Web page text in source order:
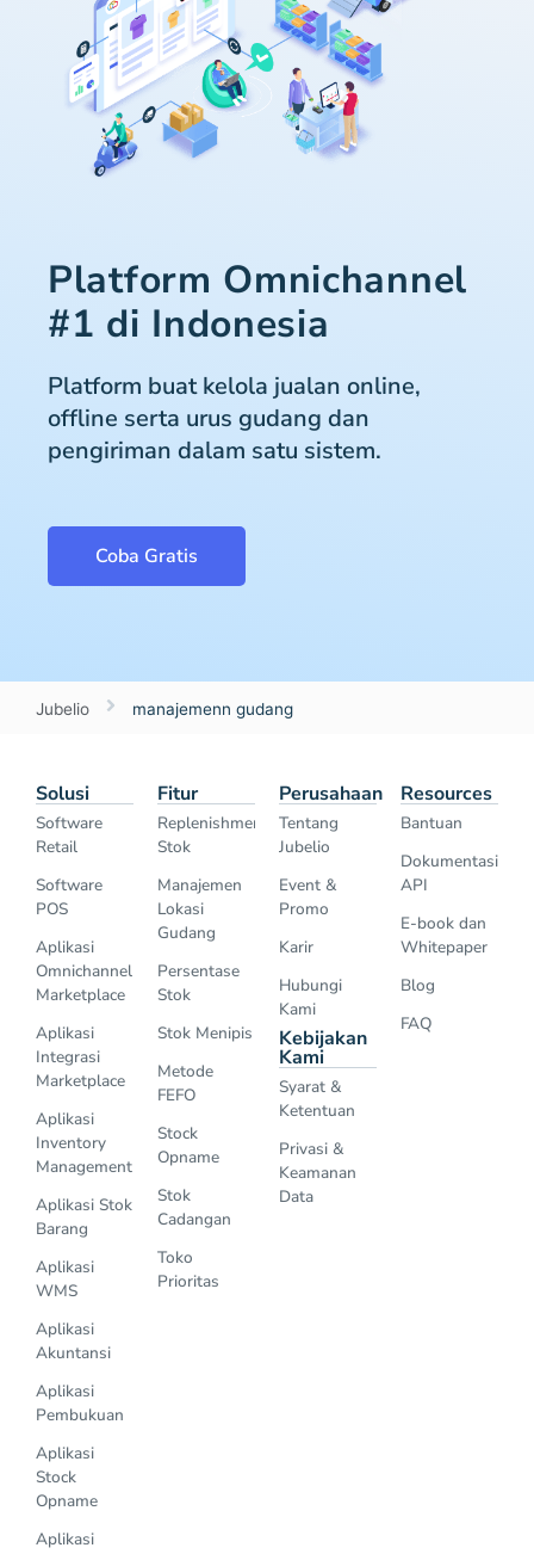
Platform Omnichannel
#1 di Indonesia
Platform buat kelola jualan online,
offline serta urus gudang dan
pengiriman dalam satu sistem.
Coba Gratis
Jubelio manajemenn gudang
Solusi
Software
Retail
Software
POS
Aplikasi
Omnichannel
Marketplace
Aplikasi
Integrasi
Marketplace
Aplikasi
Inventory
Management
Aplikasi Stok
Barang
Aplikasi
WMS
Aplikasi
Akuntansi
Aplikasi
Pembukuan
Aplikasi
Stock
Opname
Aplikasi
Fitur
Replenishment
Stok
Manajemen
Lokasi
Gudang
Persentase
Stok
Stok Menipis
Metode
FEFO
Stock
Opname
Stok
Cadangan
Toko
Prioritas
Perusahaan
Tentang
Jubelio
Event &
Promo
Karir
Hubungi
Kami
Kebijakan
Kami
Syarat &
Ketentuan
Privasi &
Keamanan
Data
Resources
Bantuan
Dokumentasi
API
E-book dan
Whitepaper
Blog
FAQ